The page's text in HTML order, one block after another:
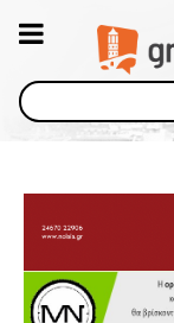
Αναζήτηση